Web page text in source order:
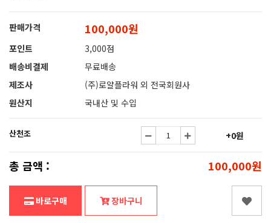
판매가격 100,000원
포인트
3,000점
배송비결제
무료배송
제조사
(주)로얄플라워 외 전국회원사
원산지
국내산 및 수입
산천조 +0원
총 금액 : 100,000원
바로구매 장바구니